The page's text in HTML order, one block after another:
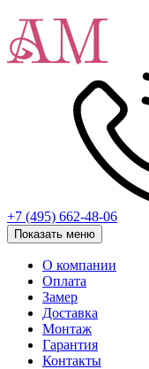
+7 (495) 662-48-06
Показать меню
О компании
Оплата
Замер
Доставка
Монтаж
Гарантия
Контакты